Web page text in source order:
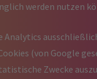
werden nutzen
Analytics
(von Google
Zwecke